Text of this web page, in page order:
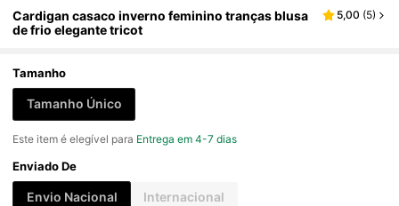
Cardigan casaco inverno feminino tranças blusa
de frio elegante tricot
5,00 (5)
Tamanho
Tamanho Único
Este item é elegível para Entrega em 4-7 dias
Enviado De
Envio Nacional Internacional